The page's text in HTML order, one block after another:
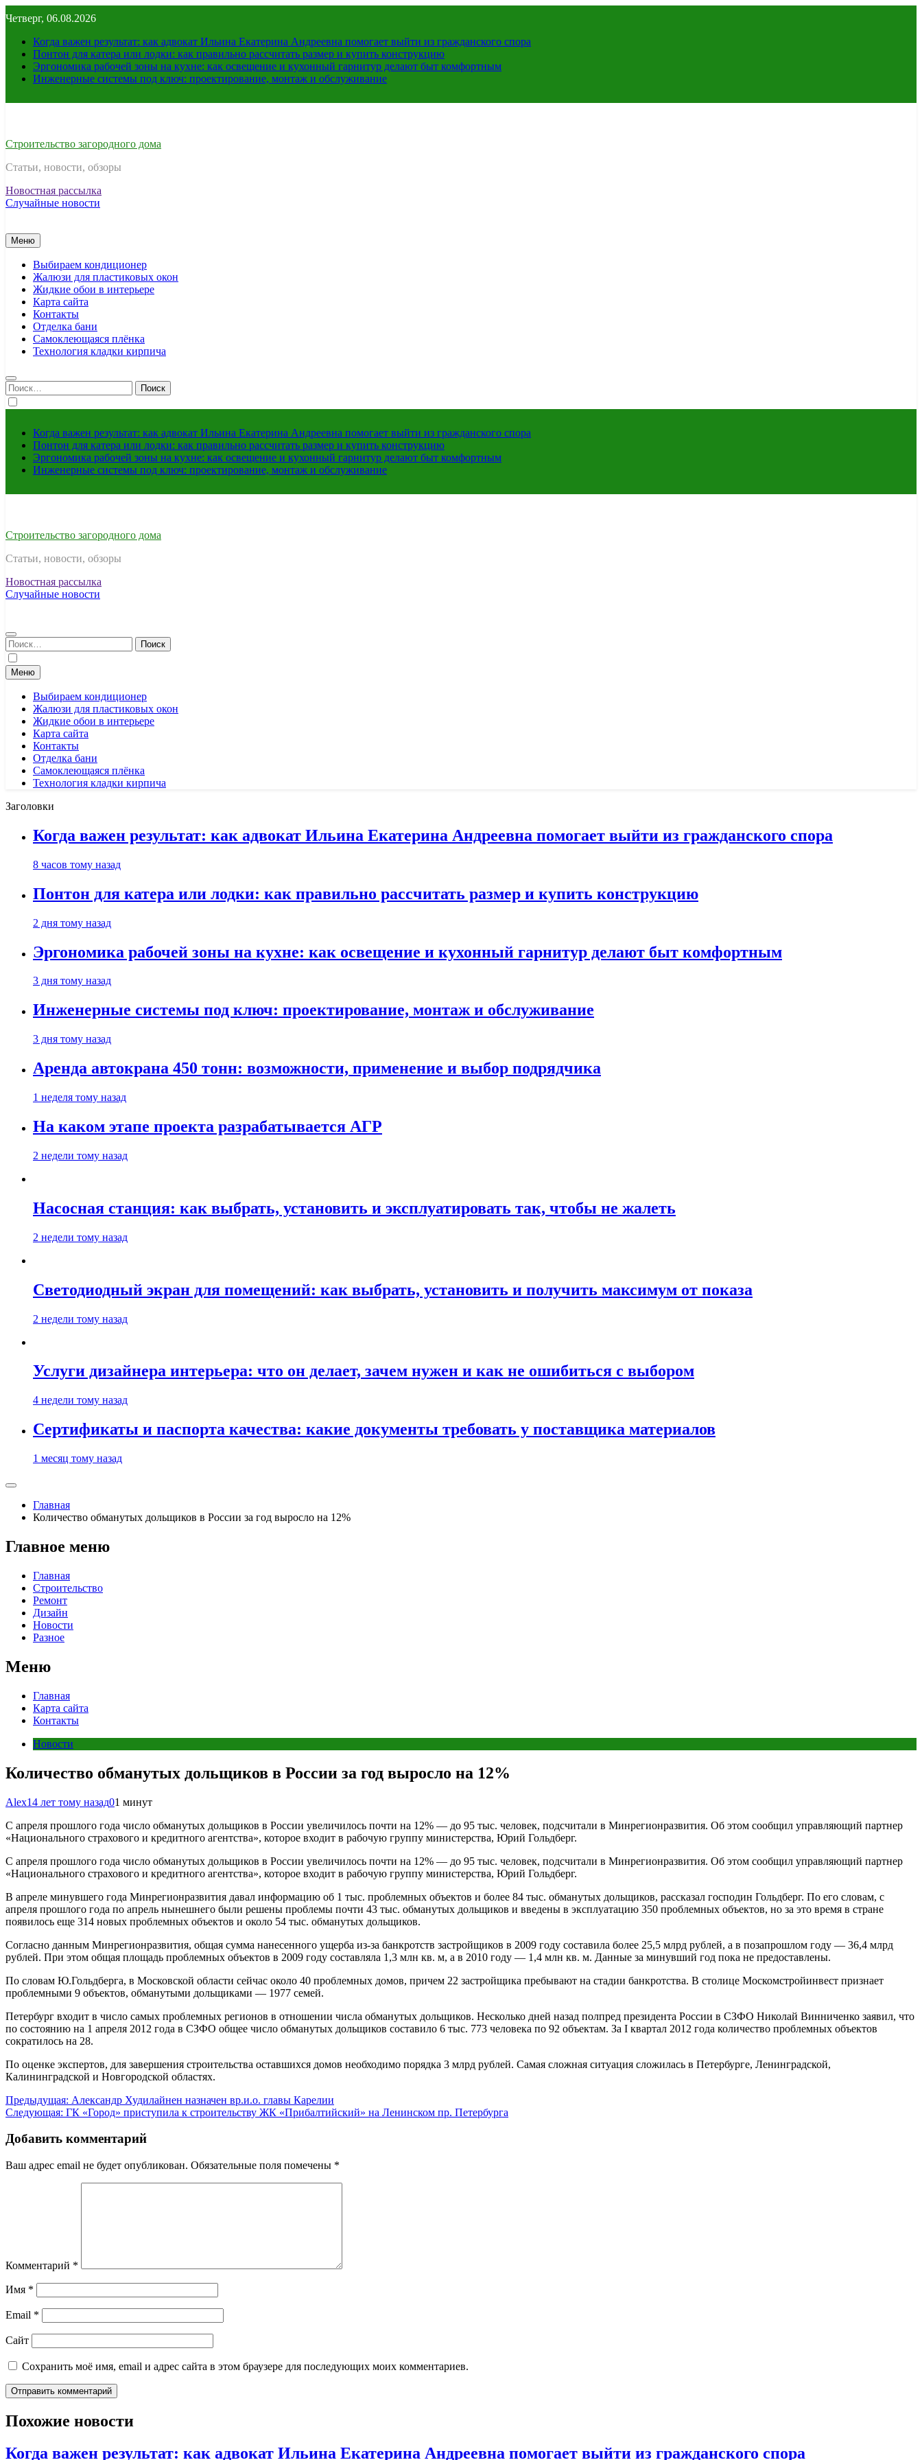
к
содержимому
Четверг, 06.08.2026
Когда важен результат: как адвокат Ильина Екатерина Андреевна помогает выйти из гражданского спора
Понтон для катера или лодки: как правильно рассчитать размер и купить конструкцию
Эргономика рабочей зоны на кухне: как освещение и кухонный гарнитур делают быт комфортным
Инженерные системы под ключ: проектирование, монтаж и обслуживание
Строительство загородного дома
Статьи, новости, обзоры
Новостная рассылка
Случайные новости
Меню
Выбираем кондиционер
Жалюзи для пластиковых окон
Жидкие обои в интерьере
Карта сайта
Контакты
Отделка бани
Самоклеющаяся плёнка
Технология кладки кирпича
Найти:
Когда важен результат: как адвокат Ильина Екатерина Андреевна помогает выйти из гражданского спора
Понтон для катера или лодки: как правильно рассчитать размер и купить конструкцию
Эргономика рабочей зоны на кухне: как освещение и кухонный гарнитур делают быт комфортным
Инженерные системы под ключ: проектирование, монтаж и обслуживание
Строительство загородного дома
Статьи, новости, обзоры
Новостная рассылка
Случайные новости
Найти:
Меню
Выбираем кондиционер
Жалюзи для пластиковых окон
Жидкие обои в интерьере
Карта сайта
Контакты
Отделка бани
Самоклеющаяся плёнка
Технология кладки кирпича
Заголовки
Когда важен результат: как адвокат Ильина Екатерина Андреевна помогает выйти из гражданского спора
8 часов тому назад
Понтон для катера или лодки: как правильно рассчитать размер и купить конструкцию
2 дня тому назад
Эргономика рабочей зоны на кухне: как освещение и кухонный гарнитур делают быт комфортным
3 дня тому назад
Инженерные системы под ключ: проектирование, монтаж и обслуживание
3 дня тому назад
Аренда автокрана 450 тонн: возможности, применение и выбор подрядчика
1 неделя тому назад
На каком этапе проекта разрабатывается АГР
2 недели тому назад
Насосная станция: как выбрать, установить и эксплуатировать так, чтобы не жалеть
2 недели тому назад
Светодиодный экран для помещений: как выбрать, установить и получить максимум от показа
2 недели тому назад
Услуги дизайнера интерьера: что он делает, зачем нужен и как не ошибиться с выбором
4 недели тому назад
Сертификаты и паспорта качества: какие документы требовать у поставщика материалов
1 месяц тому назад
Главная
Количество обманутых дольщиков в России за год выросло на 12%
Главное меню
Главная
Строительство
Ремонт
Дизайн
Новости
Разное
Меню
Главная
Карта сайта
Контакты
Новости
Количество обманутых дольщиков в России за год выросло на 12%
Alex14 лет тому назад01 минут
С апреля прошлого года число обманутых дольщиков в России увеличилось почти на 12% — до 95 тыс. человек, подсчитали в Минрегионразвития. Об этом сообщил управляющий партнер
«Национального страхового и кредитного агентства», которое входит в рабочую группу министерства, Юрий Гольдберг.
С апреля прошлого года число обманутых дольщиков в России увеличилось почти на 12% — до 95 тыс. человек, подсчитали в Минрегионразвития. Об этом сообщил управляющий партнер
«Национального страхового и кредитного агентства», которое входит в рабочую группу министерства, Юрий Гольдберг.
В апреле минувшего года Минрегионразвития давал информацию об 1 тыс. проблемных объектов и более 84 тыс. обманутых дольщиков, рассказал господин Гольдберг. По его словам, с
апреля прошлого года по апрель нынешнего были решены проблемы почти 43 тыс. обманутых дольщиков и введены в эксплуатацию 350 проблемных объектов, но за это время в стране
появилось еще 314 новых проблемных объектов и около 54 тыс. обманутых дольщиков.
Согласно данным Минрегионразвития, общая сумма нанесенного ущерба из-за банкротств застройщиков в 2009 году составила более 25,5 млрд рублей, а в позапрошлом году — 36,4 млрд
рублей. При этом общая площадь проблемных объектов в 2009 году составляла 1,3 млн кв. м, а в 2010 году — 1,4 млн кв. м. Данные за минувший год пока не предоставлены.
По словам Ю.Гольдберга, в Московской области сейчас около 40 проблемных домов, причем 22 застройщика пребывают на стадии банкротства. В столице Москомстройинвест признает
проблемными 9 объектов, обманутыми дольщиками — 1977 семей.
Петербург входит в число самых проблемных регионов в отношении числа обманутых дольщиков. Несколько дней назад полпред президента России в СЗФО Николай Винниченко заявил, что
по состоянию на 1 апреля 2012 года в СЗФО общее число обманутых дольщиков составило 6 тыс. 773 человека по 92 объектам. За I квартал 2012 года количество проблемных объектов
сократилось на 28.
По оценке экспертов, для завершения строительства оставшихся домов необходимо порядка 3 млрд рублей. Самая сложная ситуация сложилась в Петербурге, Ленинградской,
Калининградской и Новгородской областях.
Навигация
по
записям
Предыдущая: Александр Худилайнен назначен вр.и.о. главы Карелии
Следующая: ГК «Город» приступила к строительству ЖК «Прибалтийский» на Ленинском пр. Петербурга
Добавить комментарий
Ваш адрес email не будет опубликован. Обязательные поля помечены *
Комментарий *
Имя *
Email *
Сайт
Сохранить моё имя, email и адрес сайта в этом браузере для последующих моих комментариев.
Похожие новости
Когда важен результат: как адвокат Ильина Екатерина Андреевна помогает выйти из гражданского спора